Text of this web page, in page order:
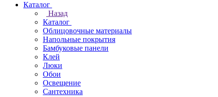
Каталог
Назад
Каталог
Облицовочные материалы
Напольные покрытия
Бамбуковые панели
Клей
Люки
Обои
Освещение
Сантехника